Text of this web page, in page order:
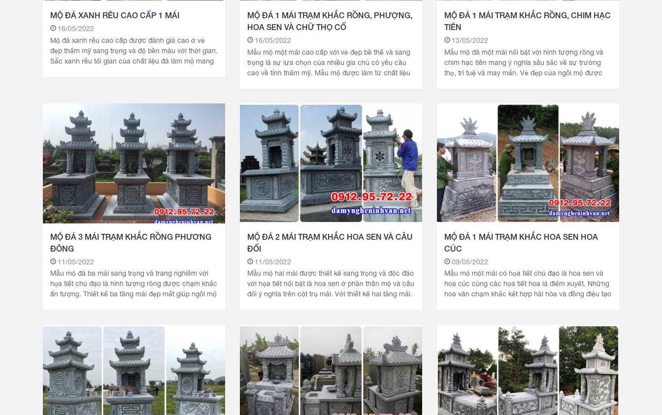
MỘ ĐÁ XANH RÊU CAO CẤP 1 MÁI
16/05/2022
Mộ đá xanh rêu cao cấp được đánh giá cao ở vẻ
đẹp thẩm mỹ sang trọng và độ bền màu với thời gian.
Sắc xanh rêu tối giản của chất liệu đá làm mộ mang
MỘ ĐÁ 1 MÁI TRẠM KHẮC RỒNG, PHƯỢNG,
HOA SEN VÀ CHỮ THỌ CỔ
16/05/2022
Mẫu mộ một mái cao cấp với vẻ đẹp bề thế và sang
trọng là sự lựa chọn của nhiều gia chủ có yêu cầu
cao về tính thẩm mỹ. Mẫu mộ được làm từ chất liệu
MỘ ĐÁ 1 MÁI TRẠM KHẮC RỒNG, CHIM HẠC
TIÊN
13/05/2022
Mẫu mộ đá một mái nổi bật với hình tượng rồng và
chim hạc tiên mang ý nghĩa sâu sắc về sự trường
thọ, trí tuệ và may mắn. Vẻ đẹp của ngôi mộ được
MỘ ĐÁ 3 MÁI TRẠM KHẮC RỒNG PHƯƠNG
ĐÔNG
11/05/2022
Mẫu mộ đá ba mái sang trọng và trang nghiêm với
họa tiết chủ đạo là hình tượng rồng được chạm khắc
ấn tượng. Thiết kế ba tầng mái đẹp mắt giúp ngôi mộ
MỘ ĐÁ 2 MÁI TRẠM KHẮC HOA SEN VÀ CÂU
ĐỐI
11/05/2022
Mẫu mộ hai mái được thiết kế sang trọng và độc đáo
với họa tiết nổi bật là hoa sen ở phần thân mộ và câu
đối ý nghĩa trên cột trụ mái. Với thiết kế hai tầng mái.
MỘ ĐÁ 1 MÁI TRẠM KHẮC HOA SEN HOA
CÚC
09/05/2022
Mẫu mộ một mái có họa tiết chủ đạo là hoa sen và
hoa cúc cùng các họa tiết hoa lá điểm xuyết. Những
hoa văn chạm khắc kết hợp hài hòa và đồng điệu tạo